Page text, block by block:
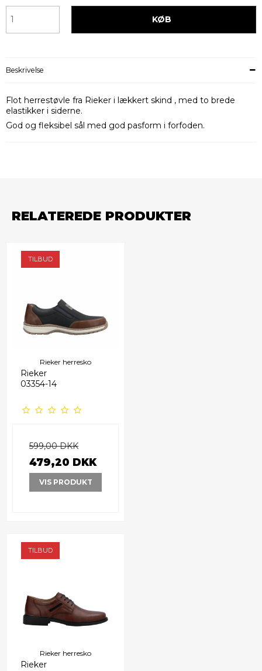
KØB
Beskrivelse
Flot herrestøvle fra Rieker i lækkert skind , med to brede
elastikker i siderne.
God og fleksibel sål med god pasform i forfoden.
RELATEREDE PRODUKTER
TILBUD
Rieker herresko
Rieker
03354-14
599,00 DKK
479,20 DKK
VIS PRODUKT
TILBUD
Rieker herresko
Rieker